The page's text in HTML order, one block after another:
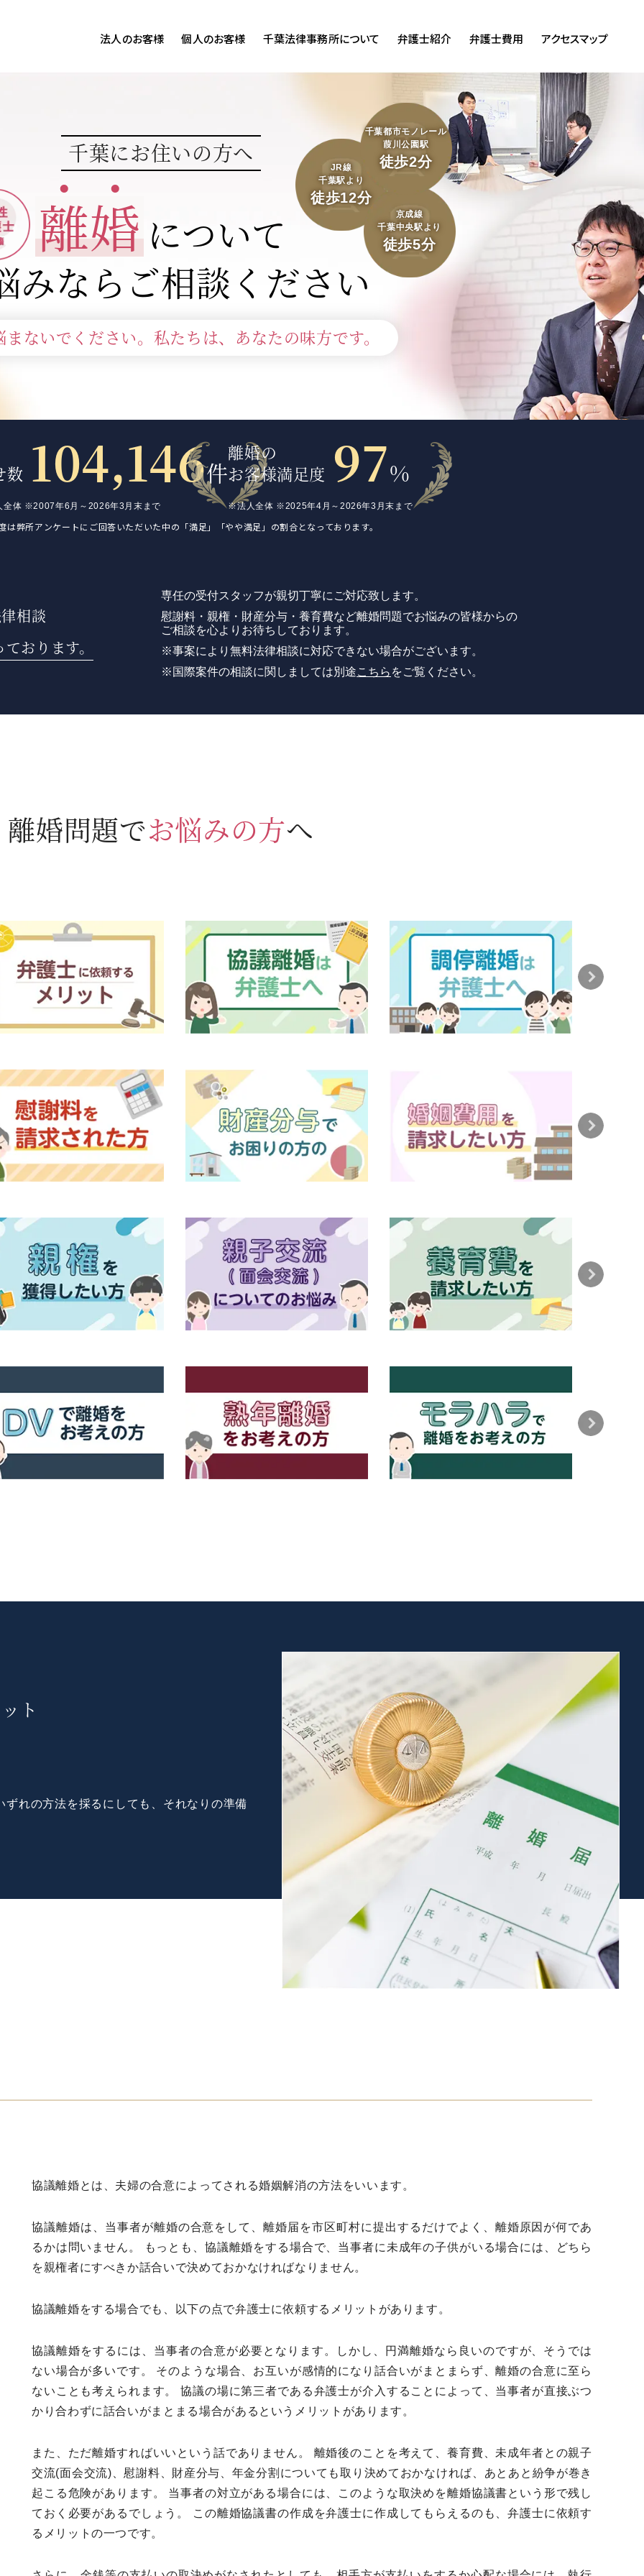
法人のお客様 個人のお客様
離婚問題 刑事事件
相続問題
千葉法律事務所について 弁護士紹介 弁護士費用 アクセスマップ
千葉にお住いの方へ
離婚 について
みならご相談ください
ないでください。私たちは、あなたの味方です。
JR線
千葉駅より
徒歩12分
京成線
千葉中央駅より
徒歩5分
千葉都市モノレール
葭川公園駅
徒歩2分
数 104,146件
体 ※2007年6月～ 2026年3月末まで
離婚の
お客様満足度 97%
※法人全体 ※2025年4月～ 2026年3月末まで
弊所アンケートにご回答いただいた中の「満足」「やや満足」の割合となっております。
相談
おります。
専任の受付スタッフが親切丁寧にご対応致します。
慰謝料・親権・財産分与・養育費など離婚問題でお悩みの皆様からの
ご相談を心よりお待ちしております。
※事案により無料法律相談に対応できない場合がございます。
※国際案件の相談に関しましては別途こちら をご覧ください。
離婚問題でお悩みの方へ
ト
れの方法を採るにしても、それなりの準備
協議離婚とは、夫婦の合意によってされる婚姻解消の方法をいいます。
協議離婚は、当事者が離婚の合意をして、離婚届を市区町村に提出するだけでよく、離婚原因が何であ
るかは問いません。 もっとも、協議離婚をする場合で、当事者に未成年の子供がいる場合には、どちら
を親権者にすべきか話合いで決めておかなければなりません。
協議離婚をする場合でも、以下の点で弁護士に依頼するメリットがあります。
協議離婚をするには、当事者の合意が必要となります。しかし、円満離婚なら良いのですが、そうでは
ない場合が多いです。 そのような場合、お互いが感情的になり話合いがまとまらず、離婚の合意に至ら
ないことも考えられます。 協議の場に第三者である弁護士が介入することによって、当事者が直接ぶつ
かり合わずに話合いがまとまる場合があるというメリットがあります。
また、ただ離婚すればいいという話でありません。 離婚後のことを考えて、養育費、未成年者との親子
交流(面会交流)、慰謝料、財産分与、年金分割についても取り決めておかなければ、あとあと紛争が巻き
起こる危険があります。 当事者の対立がある場合には、このような取決めを離婚協議書という形で残し
ておく必要があるでしょう。 この離婚協議書の作成を弁護士に作成してもらえるのも、弁護士に依頼す
るメリットの一つです。